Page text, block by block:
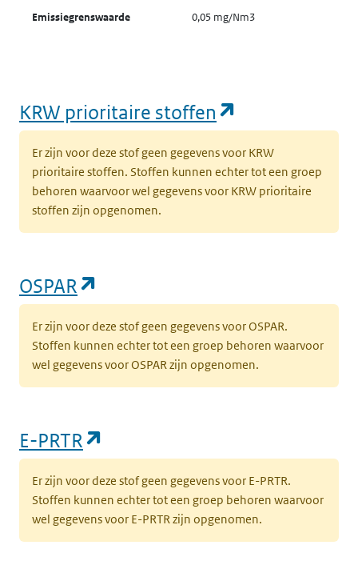
Emissiegrenswaarde 0,05 mg/Nm3
KRW prioritaire stoffen
Er zijn voor deze stof geen gegevens voor KRW
prioritaire stoffen. Stoffen kunnen echter tot een groep
behoren waarvoor wel gegevens voor KRW prioritaire
stoffen zijn opgenomen.
OSPAR
Er zijn voor deze stof geen gegevens voor OSPAR.
Stoffen kunnen echter tot een groep behoren waarvoor
wel gegevens voor OSPAR zijn opgenomen.
E-PRTR
Er zijn voor deze stof geen gegevens voor E-PRTR.
Stoffen kunnen echter tot een groep behoren waarvoor
wel gegevens voor E-PRTR zijn opgenomen.